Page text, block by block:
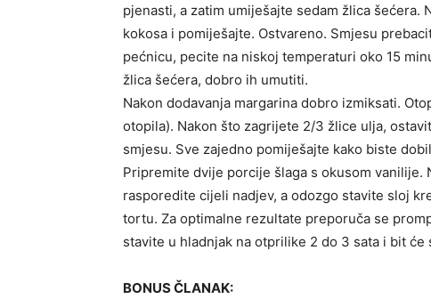
pjenasti, a zatim umiješajte sedam žlica
kokosa i pomiješajte. Ostvareno. Smjesu
pećnicu, pecite na niskoj temperaturi oko 15
žlica šećera, dobro ih umutiti.
Nakon dodavanja margarina dobro izmiksati.
otopila). Nakon što zagrijete 2/3 žlice ulja,
smjesu. Sve zajedno pomiješajte kako biste
Pripremite dvije porcije šlaga s okusom vanilije.
rasporedite cijeli nadjev, a odozgo stavite sloj
tortu. Za optimalne rezultate preporuča se
stavite u hladnjak na otprilike 2 do 3 sata i bit će
BONUS ČLANAK: